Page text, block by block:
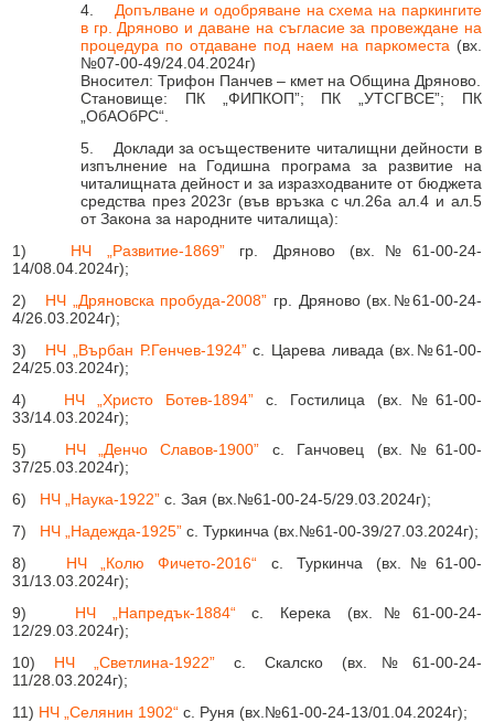
4. Допълване и одобряване на схема на паркингите
в гр. Дряново и даване на съгласие за провеждане на
процедура по отдаване под наем на паркоместа (вх.
№07-00-49/24.04.2024г)
Вносител: Трифон Панчев – кмет на Община Дряново.
Становище: ПК „ФИПКОП”; ПК „УТСГВСЕ”; ПК
„ОбАОбРС“.
5. Доклади за осъществените читалищни дейности в
изпълнение на Годишна програма за развитие на
читалищната дейност и за изразходваните от бюджета
средства през 2023г (във връзка с чл.26а ал.4 и ал.5
от Закона за народните читалища):
1) НЧ „Развитие-1869”гр. Дряново (вх.№61-00-24-
14/08.04.2024г);
2) НЧ „Дряновска пробуда-2008” гр. Дряново (вх.№61-00-24-
4/26.03.2024г);
3) НЧ „Върбан Р.Генчев-1924”с. Царева ливада (вх.№61-00-
24/25.03.2024г);
4) НЧ „Христо Ботев-1894” с. Гостилица (вх.№61-00-
33/14.03.2024г);
5) НЧ „Денчо Славов-1900” с. Ганчовец (вх.№61-00-
37/25.03.2024г);
6) НЧ „Наука-1922” с. Зая (вх.№61-00-24-5/29.03.2024г);
7) НЧ „Надежда-1925” с. Туркинча (вх.№61-00-39/27.03.2024г);
8) НЧ „Колю Фичето-2016“ с. Туркинча (вх.№61-00-
31/13.03.2024г);
9) НЧ „Напредък-1884“с. Керека (вх.№61-00-24-
12/29.03.2024г);
10) НЧ „Светлина-1922” с. Скалско (вх.№61-00-24-
11/28.03.2024г);
11) НЧ „Селянин 1902“ с. Руня (вх.№61-00-24-13/01.04.2024г);